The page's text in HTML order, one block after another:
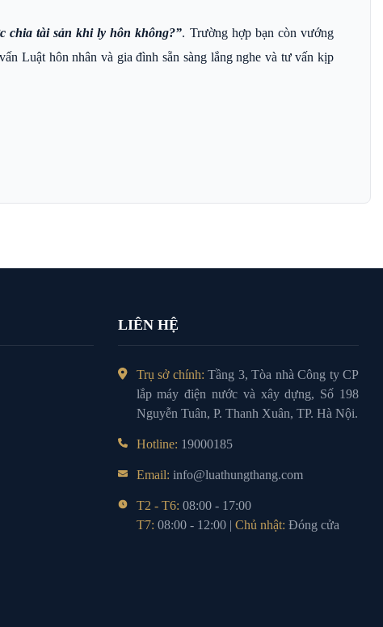
chia tài sản khi ly hôn không?”. Trường hợp bạn còn vướng
Luật hôn nhân và gia đình sẵn sàng lắng nghe và tư vấn kịp
LIÊN HỆ
Trụ sở chính: Tầng 3, Tòa nhà Công ty CP
lắp máy điện nước và xây dựng, Số 198
Nguyễn Tuân, P. Thanh Xuân, TP. Hà Nội.
Hotline: 19000185
Email: info@luathungthang.com
T2 - T6: 08:00 - 17:00
T7: 08:00 - 12:00 | Chủ nhật: Đóng cửa